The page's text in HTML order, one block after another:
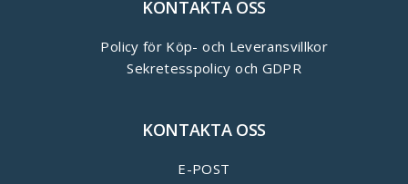
KONTAKTA OSS
Policy för Köp- och Leveransvillkor
Sekretesspolicy och GDPR
KONTAKTA OSS
E-POST